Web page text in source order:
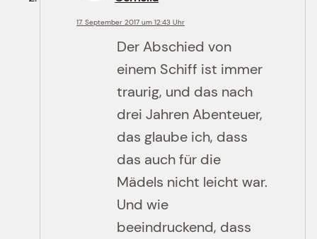
17. September 2017 um 12:43 Uhr
Der Abschied von
einem Schiff ist immer
traurig, und das nach
drei Jahren Abenteuer,
das glaube ich, dass
das auch für die
Mädels nicht leicht war.
Und wie
beeindruckend, dass